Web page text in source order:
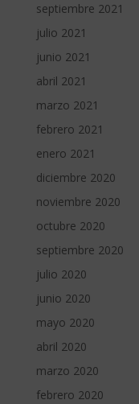
septiembre 2021
julio 2021
junio 2021
abril 2021
marzo 2021
febrero 2021
enero 2021
diciembre 2020
noviembre 2020
octubre 2020
septiembre 2020
julio 2020
junio 2020
mayo 2020
abril 2020
marzo 2020
febrero 2020